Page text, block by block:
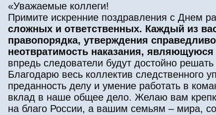
«Уважаемые коллеги!
Примите искренние поздравления с Днем
сложных и ответственных. Каждый из
правопорядка, утверждения
неотвратимость наказания,
впредь следователи будут достойно
Благодарю весь коллектив следственного
преданность делу и умение работать в
вклад в наше общее дело. Желаю вам
на благо России, а вашим семьям – мира,